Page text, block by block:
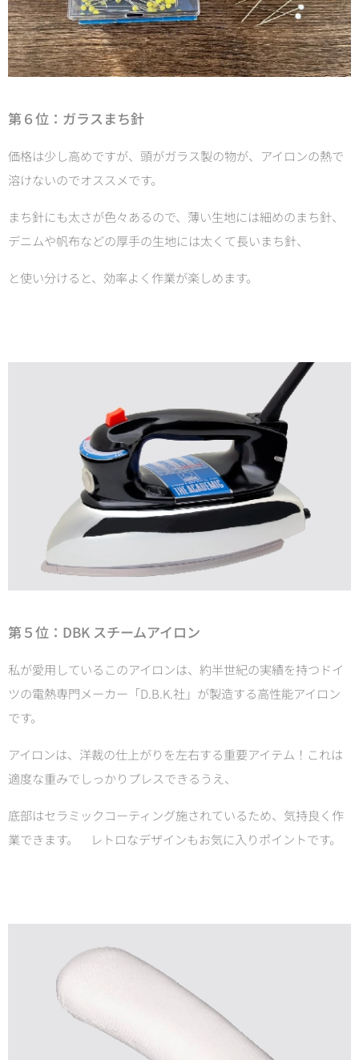
第６位：ガラスまち針
価格は少し高めですが、頭がガラス製の物が、アイロンの熱で
溶けないのでオススメです。
まち針にも太さが色々あるので、薄い生地には細めのまち針、
デニムや帆布などの厚手の生地には太くて長いまち針、
と使い分けると、効率よく作業が楽しめます。
第５位： DBK スチームアイロン
私が愛用しているこのアイロンは、約半世紀の実績を持つドイ
ツの電熱専門メーカー「D.B.K.社」が製造する高性能アイロン
です。
アイロンは、洋裁の仕上がりを左右する重要アイテム！ これは
適度な重みでしっかりプレスできるうえ、
底部はセラミックコーティング施されているため、気持良く 作
業できます。
レトロなデザインもお気に入りポイントです。